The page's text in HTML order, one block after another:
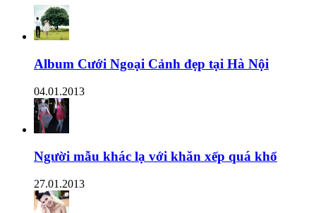
Album Cưới Ngoại Cảnh đẹp tại Hà Nội
04.01.2013
Người mẫu khác lạ với khăn xếp quá khổ
27.01.2013